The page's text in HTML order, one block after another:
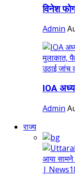
विनेश
Admin
IOA
Admin
राज्य